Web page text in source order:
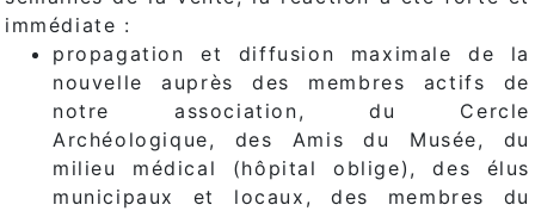
immédiate :
propagation et diffusion maximale de la
nouvelle auprès des membres actifs de
notre association, du Cercle
Archéologique, des Amis du Musée, du
milieu médical (hôpital oblige), des élus
municipaux et locaux, des membres du